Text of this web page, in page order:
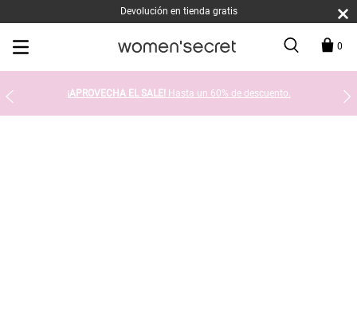
Devolución en tienda gratis
0
¡APROVECHA EL SALE! Hasta un 60% de descuento.